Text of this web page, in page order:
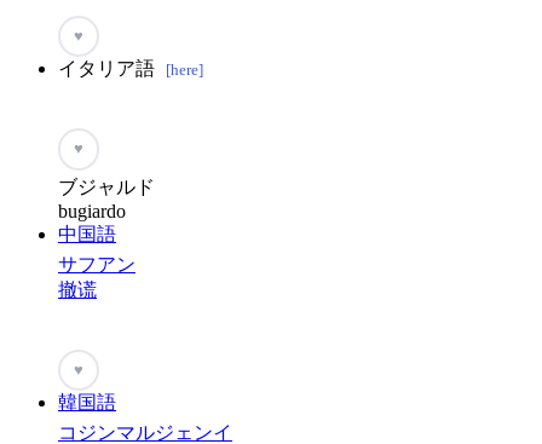
♥
イタリア語 [here]
♥
ブジャルド
bugiardo
中国語
サフアン
撤谎
♥
韓国語
コジンマルジェンイ